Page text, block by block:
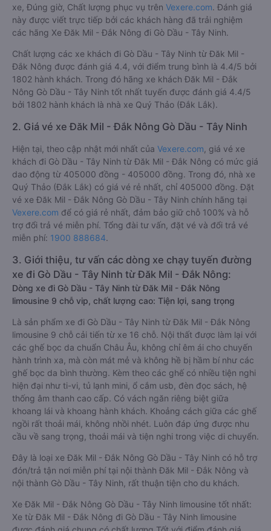
xe, Đúng giờ, Chất lượng phục vụ trên Vexere.com. Đánh giá
này được viết trực tiếp bởi các khách hàng đã trải nghiệm
các hãng Xe Đăk Mil - Đắk Nông đi Gò Dầu - Tây Ninh.
Chất lượng các xe khách đi Gò Dầu - Tây Ninh từ Đăk Mil -
Đắk Nông được đánh giá 4.4, với điểm trung bình là 4.4/5 bởi
1802 hành khách. Trong đó hãng xe khách Đăk Mil - Đắk
Nông Gò Dầu - Tây Ninh tốt nhất tuyến được đánh giá 4.4/5
bởi 1802 hành khách là nhà xe Quý Thảo (Đắk Lắk).
2. Giá vé xe Đăk Mil - Đắk Nông Gò Dầu - Tây Ninh
Hiện tại, theo cập nhật mới nhất của Vexere.com , giá vé xe
khách đi Gò Dầu - Tây Ninh từ Đăk Mil - Đắk Nông có mức giá
dao động từ 405000 đồng - 405000 đồng. Trong đó, nhà xe
Quý Thảo (Đắk Lắk) có giá vé rẻ nhất, chỉ 405000 đồng. Đặt
vé xe Đăk Mil - Đắk Nông Gò Dầu - Tây Ninh chính hãng tại
Vexere.com để có giá rẻ nhất, đảm bảo giữ chỗ 100% và hỗ
trợ đổi trả vé miễn phí. Tổng đài tư vấn, đặt vé và đổi trả vé
miễn phí: 1900 888684.
3. Giới thiệu, tư vấn các dòng xe chạy tuyến đường
xe đi Gò Dầu - Tây Ninh từ Đăk Mil - Đắk Nông:
Dòng xe đi Gò Dầu - Tây Ninh từ Đăk Mil - Đắk Nông
limousine 9 chỗ vip, chất lượng cao: Tiện lợi, sang trọng
Là sản phẩm xe đi Gò Dầu - Tây Ninh từ Đăk Mil - Đắk Nông
limousine 9 chỗ cải tiến từ xe 16 chỗ. Nội thất được làm lại với
các ghế bọc da chuẩn Châu Âu, không chỉ êm ái cho chuyến
hành trình xa, mà còn mát mẻ và không hề bị hầm bí như các
ghế bọc da bình thường. Kèm theo các ghế có nhiều tiện nghi
hiện đại như ti-vi, tủ lạnh mini, ổ cắm usb, đèn đọc sách, hệ
thống âm thanh cao cấp. Có vách ngăn riêng biệt giữa
khoang lái và khoang hành khách. Khoảng cách giữa các ghế
ngồi rất thoải mái, không nhồi nhét. Luôn đáp ứng được nhu
cầu về sang trọng, thoải mái và tiện nghi trong việc di chuyển.
Đây là loại xe Đăk Mil - Đắk Nông Gò Dầu - Tây Ninh có hỗ trợ
đón/trả tận nơi miễn phí tại nội thành Đăk Mil - Đắk Nông và
nội thành Gò Dầu - Tây Ninh, rất thuận tiện cho du khách.
Xe Đăk Mil - Đắk Nông Gò Dầu - Tây Ninh limousine tốt nhất:
Xe từ Đăk Mil - Đắk Nông đi Gò Dầu - Tây Ninh limousine